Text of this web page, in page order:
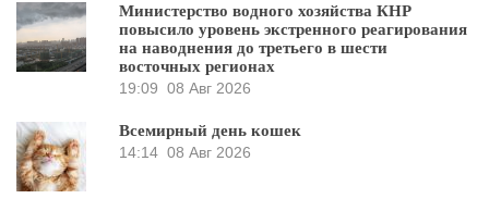
Министерство водного хозяйства КНР
повысило уровень экстренного реагирования
на наводнения до третьего в шести
восточных регионах
19:09 08 Авг 2026
Всемирный день кошек
14:14 08 Авг 2026